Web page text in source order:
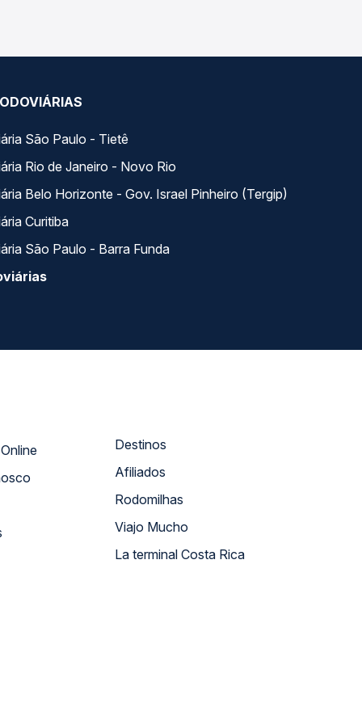
São Paulo - Tietê
Rio de Janeiro - Novo Rio
Belo Horizonte - Gov. Israel Pinheiro (Tergip)
Curitiba
São Paulo - Barra Funda
Atendimento Online
Destinos
Afiliados
Rodomilhas
Viajo Mucho
La terminal Costa Rica